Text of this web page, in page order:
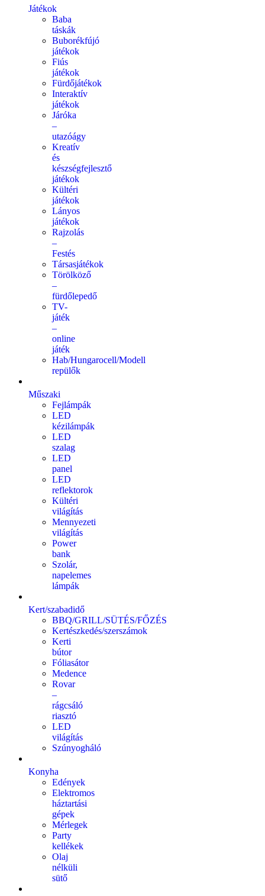
Játékok
Baba
táskák
Buborékfújó
játékok
Fiús
játékok
Fürdőjátékok
Interaktív
játékok
Járóka
–
utazóágy
Kreatív
és
készségfejlesztő
játékok
Kültéri
játékok
Lányos
játékok
Rajzolás
–
Festés
Társasjátékok
Törölköző
–
fürdőlepedő
TV-
játék
–
online
játék
Hab/Hungarocell/Modell
repülők
Műszaki
Fejlámpák
LED
kézilámpák
LED
szalag
LED
panel
LED
reflektorok
Kültéri
világítás
Mennyezeti
világítás
Power
bank
Szolár,
napelemes
lámpák
Kert/szabadidő
BBQ/GRILL/SÜTÉS/FŐZÉS
Kertészkedés/szerszámok
Kerti
bútor
Fóliasátor
Medence
Rovar
–
rágcsáló
riasztó
LED
világítás
Szúnyogháló
Konyha
Edények
Elektromos
háztartási
gépek
Mérlegek
Party
kellékek
Olaj
nélküli
sütő